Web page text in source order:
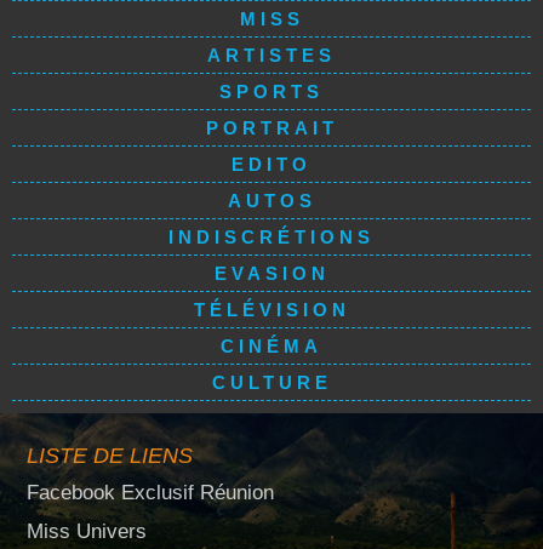
MISS
ARTISTES
SPORTS
PORTRAIT
EDITO
AUTOS
INDISCRÉTIONS
EVASION
TÉLÉVISION
CINÉMA
CULTURE
LISTE DE LIENS
Facebook Exclusif Réunion
Miss Univers